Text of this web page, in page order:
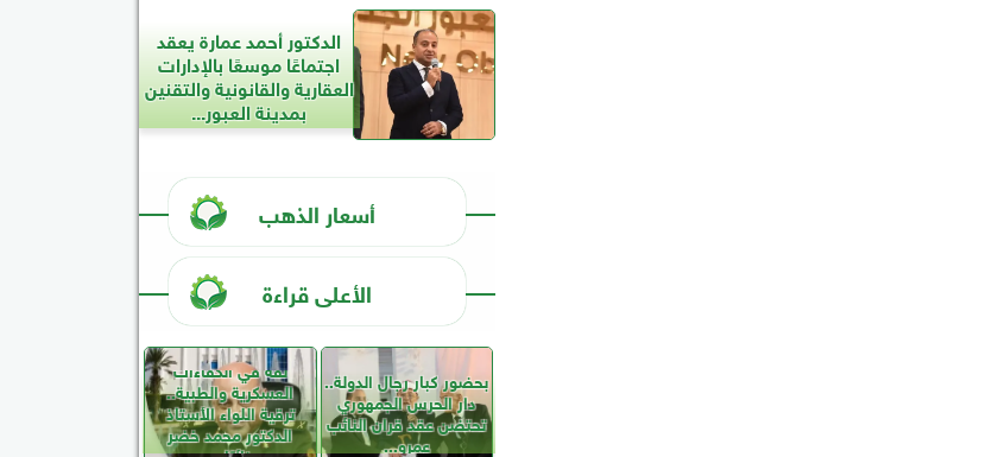
الدكتور أحمد عمارة يعقد
اجتماعًا موسعًا بالإدارات
العقارية والقانونية والتقنين
بمدينة العبور...
أسعار الذهب
الأعلى قراءة
بحضور كبار رجال الدولة..
دار الحرس الجمهوري
تحتضن عقد قران النائب
عمرو...
ثقة في الكفاءات
العسكرية والطبية..
ترقية اللواء الأستاذ
الدكتور محمد خضر